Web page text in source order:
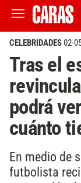
CELEBRIDADES02-
Tras el
podrá
cuánto
En medio de
futbolista